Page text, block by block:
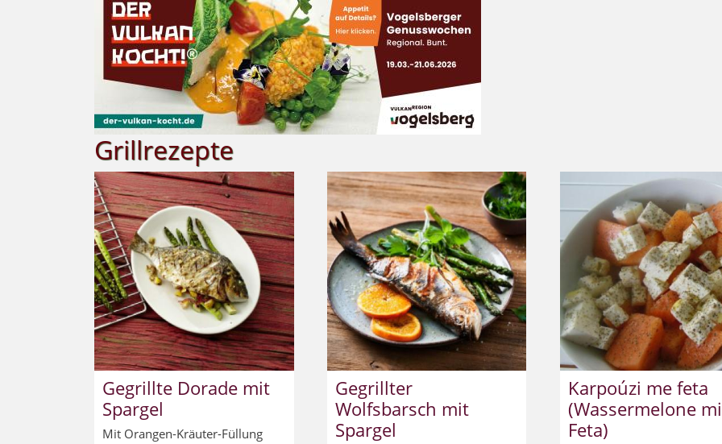
Grillrezepte
Gegrillte Dorade mit
Spargel
Mit Orangen-Kräuter-Füllung
Gegrillter
Wolfsbarsch mit
Spargel
Karpoúzi me feta
(Wassermelone
Feta)